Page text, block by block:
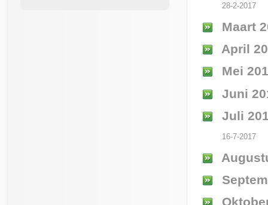
28-2-2017
Maart
April
Mei
Juni
Juli
16-7-2017